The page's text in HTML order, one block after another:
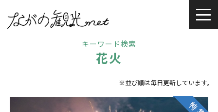
キーワード検索
花火
※並び順は毎日更新しています。